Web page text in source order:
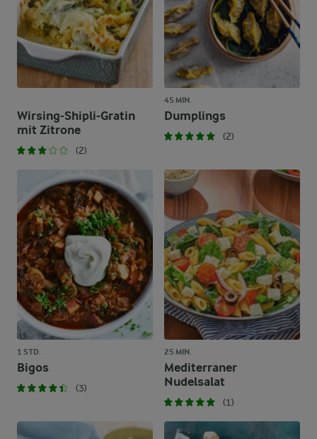
Wirsing-Shipli-Gratin
mit Zitrone
(2)
45 MIN.
Dumplings
(2)
1 STD.
Bigos
(3)
25 MIN.
Mediterraner
Nudelsalat
(1)